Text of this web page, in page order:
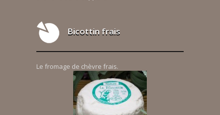
Bicottin frais
Le fromage de chèvre frais.